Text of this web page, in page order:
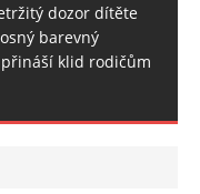
dozor dítěte
barevný
klid rodičům